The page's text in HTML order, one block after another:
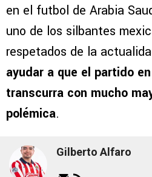
en el futbol de Arabia
uno de los silbantes
respetados de la
ayudar a que el partido
transcurra con mucho
polémica.
Gilberto Alfaro